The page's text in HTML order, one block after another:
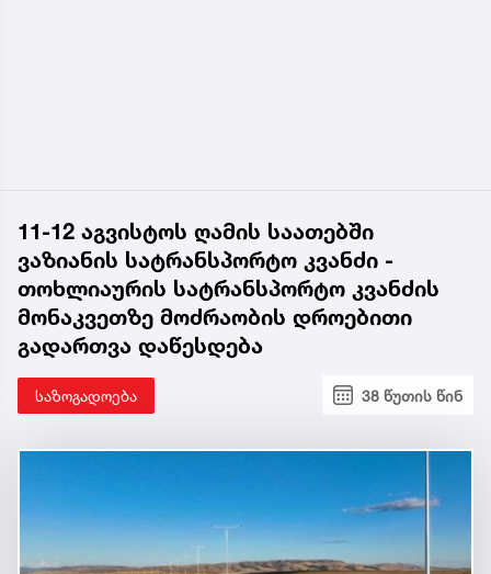
11-12 აგვისტოს ღამის საათებში
ვაზიანის სატრანსპორტო კვანძი -
თოხლიაურის სატრანსპორტო კვანძის
მონაკვეთზე მოძრაობის დროებითი
გადართვა დაწესდება
საზოგადოება 38 წუთის წინ